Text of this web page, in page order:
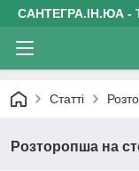
САНТЕГРА.ІН.ЮА -
Статті
Розторопша на